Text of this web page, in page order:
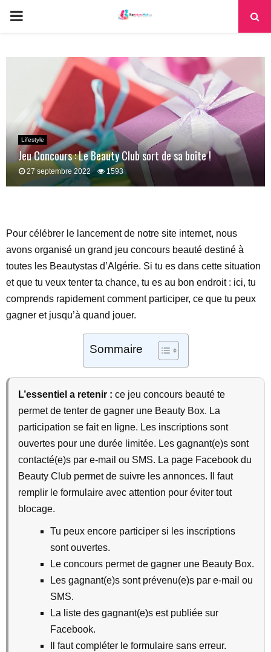
PRIMARY
Lifestyle
Jeu Concours : Le Beauty Club sort de sa boîte !
27 septembre 2022 1593
Pour célébrer le lancement de notre site internet, nous
avons organisé un grand jeu concours beauté destiné à
toutes les Beautystas d’Algérie. Si tu es dans cette situation
et que tu veux tenter ta chance, tu es au bon endroit : ici, tu
comprends rapidement comment participer, ce que tu peux
gagner et jusqu’à quand jouer.
Sommaire
L’essentiel a retenir : ce jeu concours beauté te
permet de tenter de gagner une Beauty Box. La
participation se fait en ligne. Les inscriptions sont
ouvertes pour une durée limitée. Les gagnant(e)s sont
contacté(e)s par e-mail ou SMS. La page Facebook du
Beauty Club permet de suivre les annonces. Il faut
remplir le formulaire avec attention pour éviter tout
blocage.
Tu peux encore participer si les inscriptions
sont ouvertes.
Le concours permet de gagner une Beauty Box.
Les gagnant(e)s sont prévenu(e)s par e-mail ou
SMS.
La liste des gagnant(e)s est publiée sur
Facebook.
Il faut compléter le formulaire sans erreur.